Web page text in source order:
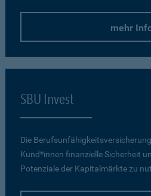
mehr
SBU Invest
Die Berufsunfähigkeitsversicherung
Kund*innen finanzielle Sicherheit
Potenziale der Kapitalmärkte zu